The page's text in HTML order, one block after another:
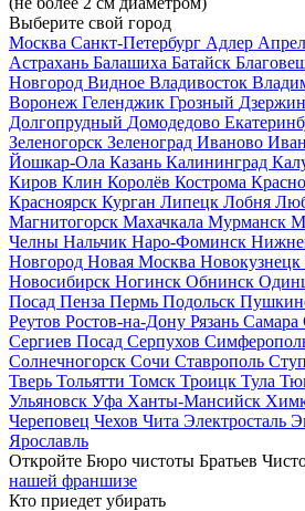
Выберите свой город
Москва Санкт-Петербург Адлер
Астрахань Балашиха Батайск
Новгород Видное Владивосток
Воронеж Геленджик Грозный
Долгопрудный Домодедово
Зеленогорск Зеленоград Иваново
Йошкар-Ола Казань Калининград
Киров Клин Королёв Кострома
Красноярск Курган Липецк Лобня
Магнитогорск Махачкала Мурманск
Челны Нальчик Наро-Фоминск
Новгород Новая Москва Новокузнецк
Новосибирск Ногинск Обнинск
Посад Пенза Пермь Подольск
Реутов Ростов-на-Дону Рязань Самара
Сергиев Посад Серпухов
Солнечногорск Сочи Ставрополь
Тверь Тольятти Томск Троицк Тула
Ульяновск Уфа Ханты-Мансийск
Череповец Чехов Чита Электросталь
Ярославль
Откройте Бюро чистоты Братьев
нашей франшизе
Кто приедет убирать